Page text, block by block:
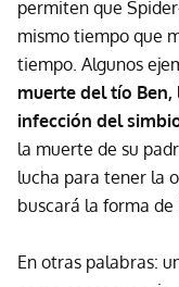
permiten que
mismo tiempo que
tiempo. Algunos
muerte del tío Ben,
infección del
la muerte de su
lucha para tener la
buscará la forma
En otras palabras: